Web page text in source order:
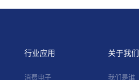
行业应用
消费电子
关于我们
我们是谁